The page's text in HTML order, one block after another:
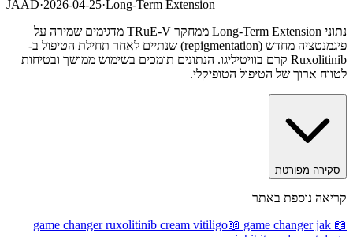
JAAD·2026-04-25·Long-Term Extension
נתוני Long-Term Extension ממחקר TRuE-V מדגימים שמירה על
פיגמנטציה מחדש (repigmentation) שנתיים לאחר תחילת הטיפול ב-
Ruxolitinib קרם בוויטיליגו. הנתונים תומכים בשימוש ממושך ובטיחות
לטווח ארוך של הטיפול הטופיקלי.
סקירה מפורטת
קריאה נוספת באתר
📖
game changer ruxolitinib cream vitiligo📖 game changer jak